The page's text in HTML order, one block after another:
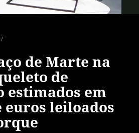
de Marte na
de
estimados em
euros leiloados